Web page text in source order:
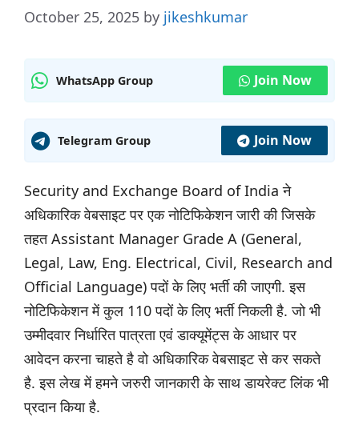
October 25, 2025 by jikeshkumar
WhatsApp Group Join Now
Telegram Group Join Now
Security and Exchange Board of India ने
अधिकारिक वेबसाइट पर एक नोटिफिकेशन जारी की जिसके
तहत Assistant Manager Grade A (General,
Legal, Law, Eng. Electrical, Civil, Research and
Official Language) पदों के लिए भर्ती की जाएगी. इस
नोटिफिकेशन में कुल 110 पदों के लिए भर्ती निकली है. जो भी
उम्मीदवार निर्धारित पात्रता एवं डाक्यूमेंट्स के आधार पर
आवेदन करना चाहते है वो अधिकारिक वेबसाइट से कर सकते
है. इस लेख में हमने जरुरी जानकारी के साथ डायरेक्ट लिंक भी
प्रदान किया है.